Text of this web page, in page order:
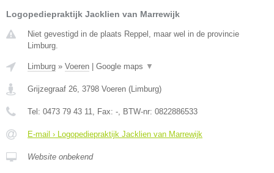
Logopediepraktijk Jacklien van Marrewijk
Niet gevestigd in de plaats Reppel, maar wel in de provincie
Limburg.
Limburg » Voeren | Google maps ▼
Grijzegraaf 26 3798 Voeren (Limburg)
Tel: 0473 79 43 11 , Fax: - , BTW-nr: 0822886533
E-mail › Logopediepraktijk Jacklien van Marrewijk
Website onbekend